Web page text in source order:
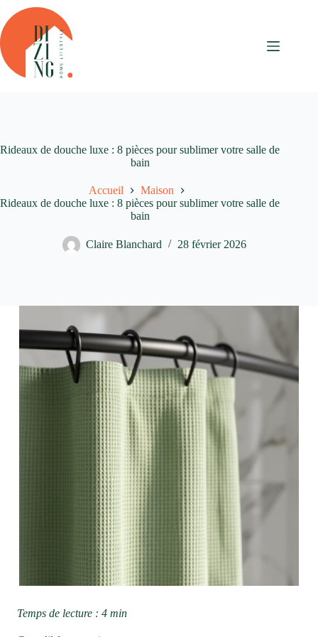
Passer
au
contenu
Rideaux de douche luxe : 8 pièces pour sublimer votre salle de
bain
Accueil
Maison
Rideaux de douche luxe : 8 pièces pour sublimer votre salle de
bain
Claire Blanchard 28 février 2026
Temps de lecture : 4 min